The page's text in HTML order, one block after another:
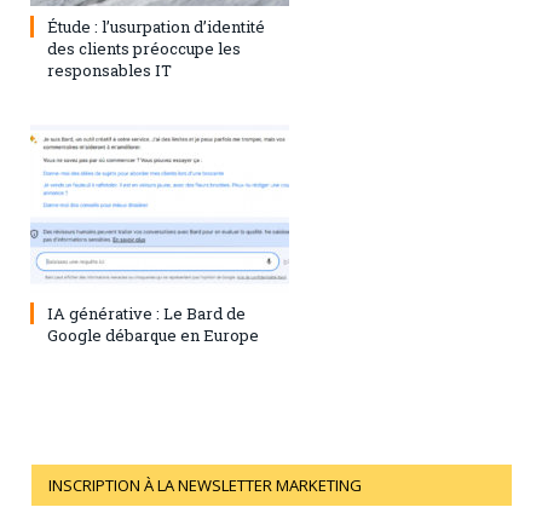
Étude : l’usurpation d’identité
des clients préoccupe les
responsables IT
28 juillet 2023 0
IA générative : Le Bard de
Google débarque en Europe
INSCRIPTION À LA NEWSLETTER MARKETING